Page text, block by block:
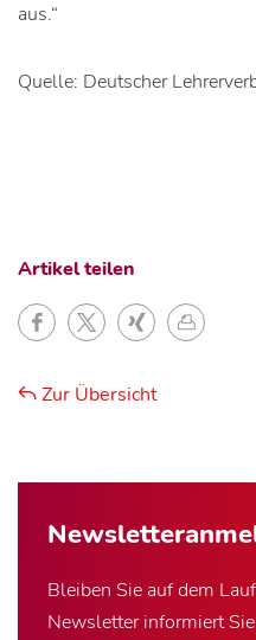
Bleiben Sie auf dem
Newsletter informiert
aus.“
Quelle: Deutscher
Artikel teilen
Zur Übersicht